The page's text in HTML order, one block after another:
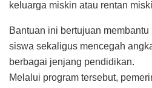
keluarga miskin atau rentan
Bantuan ini bertujuan
siswa sekaligus mencegah
berbagai jenjang pendidikan.
Melalui program tersebut,